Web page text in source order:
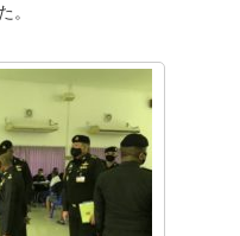
。